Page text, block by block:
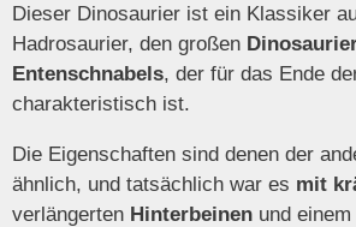
Dieser Dinosaurier ist ein Klassiker
Hadrosaurier, den großen
Entenschnabels, der für das Ende
charakteristisch ist.
Die Eigenschaften sind denen der
ähnlich, und tatsächlich war es mit
verlängerten Hinterbeinen und